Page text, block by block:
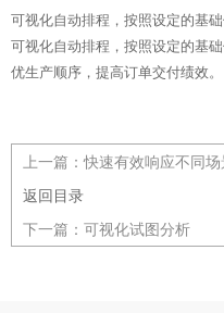
可视化自动排程，按照设定的基
可视化自动排程，按照设定的基
优生产顺序，提高订单交付绩效。
上一篇：快速有效响应不同场
返回目录
下一篇： 可视化试图分析